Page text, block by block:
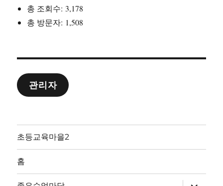
총 조회수: 3,178
총 방문자: 1,508
관리자
초등교육마을2
홈